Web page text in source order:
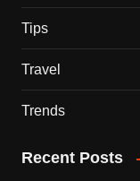
Tips
Travel
Trends
Recent Posts